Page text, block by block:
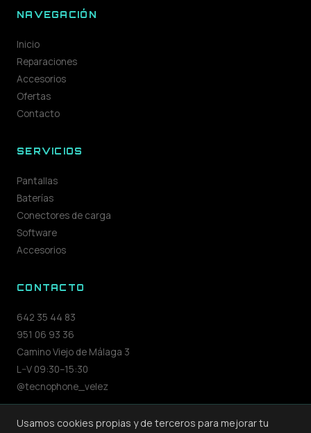
NAVEGACIÓN
Inicio
Reparaciones
Accesorios
Ofertas
Contacto
SERVICIOS
Pantallas
Baterías
Conectores de carga
Software
Accesorios
CONTACTO
642 35 44 83
951 06 93 36
Camino Viejo de Málaga 3
L–V 09:30–15:30
@tecnophone_velez
Usamos cookies propias y de terceros para mejorar tu